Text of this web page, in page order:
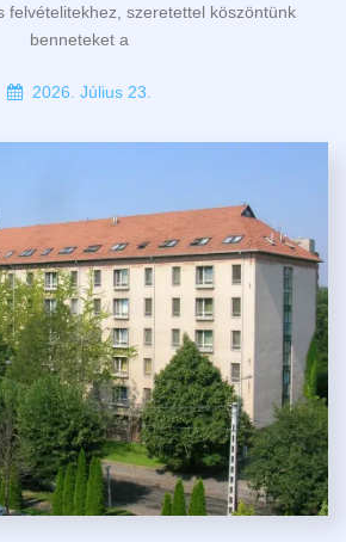
felvételitekhez, szeretettel köszöntünk
benneteket a
2026. Július 23.